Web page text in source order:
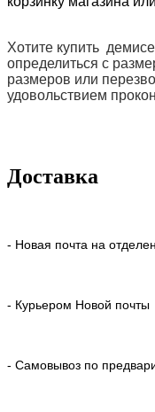
Хотите купить
определиться с
размеров или
удовольствием
Доставка
- Новая почта на
- Курьером Новой почты
- Самовывоз по